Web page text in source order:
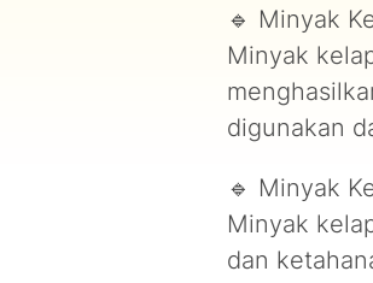
🔹 Minyak
Minyak
digunakan
🔹 Minyak
Minyak
dan